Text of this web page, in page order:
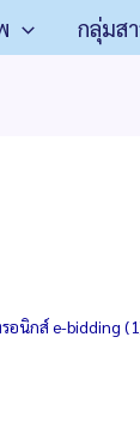
กลุ่มส
อนิกส์ e-bidding